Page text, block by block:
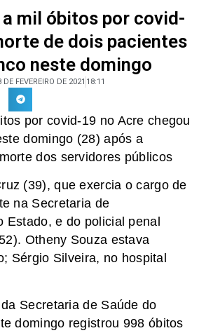
mil óbitos por covid-
de dois pacientes
neste domingo
DE FEVEREIRO DE 2021 18:11
por covid-19 no Acre chegou
domingo (28) após a
dos servidores públicos
(39), que exercia o cargo de
na Secretaria de
Estado, e do policial penal
Otheny Souza estava
Sérgio Silveira, no hospital
Secretaria de Saúde do
domingo registrou 998 óbitos